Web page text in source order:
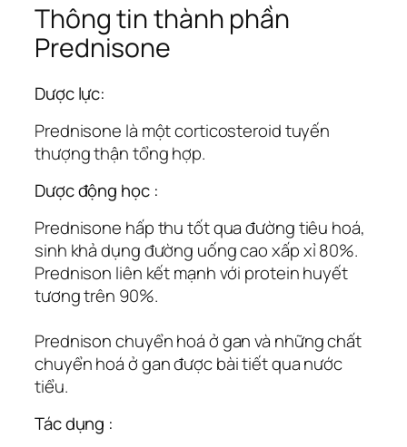
Thông tin thành phần
Prednisone
Dược lực:
Prednisone là một corticosteroid tuyến
thượng thận tổng hợp.
Dược động học :
Prednisone hấp thu tốt qua đường tiêu hoá,
sinh khả dụng đường uống cao xấp xỉ 80%.
Prednison liên kết mạnh với protein huyết
tương trên 90%.
Prednison chuyển hoá ở gan và những chất
chuyển hoá ở gan được bài tiết qua nước
tiểu.
Tác dụng :